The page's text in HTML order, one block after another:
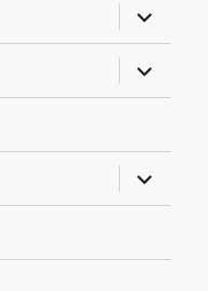
almenü
almenü
almenü